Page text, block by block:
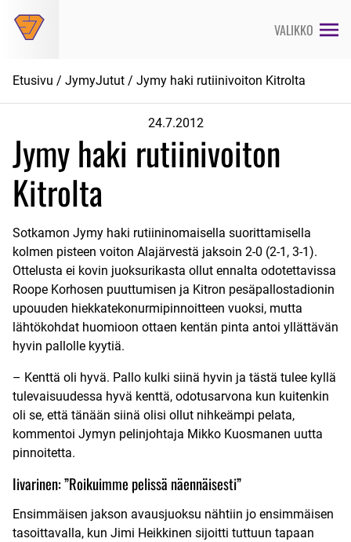
suoraan
VALIKKO
Etusivu / JymyJutut / Jymy haki rutiinivoiton Kitrolta
24.7.2012
Jymy haki rutiinivoiton
Kitrolta
Sotkamon Jymy haki rutiininomaisella suorittamisella
kolmen pisteen voiton Alajärvestä jaksoin 2-0 (2-1, 3-1).
Ottelusta ei kovin juoksurikasta ollut ennalta odotettavissa
Roope Korhosen puuttumisen ja Kitron pesäpallostadionin
upouuden hiekkatekonurmipinnoitteen vuoksi, mutta
lähtökohdat huomioon ottaen kentän pinta antoi yllättävän
hyvin pallolle kyytiä.
– Kenttä oli hyvä. Pallo kulki siinä hyvin ja tästä tulee kyllä
tulevaisuudessa hyvä kenttä, odotusarvona kun kuitenkin
oli se, että tänään siinä olisi ollut nihkeämpi pelata,
kommentoi Jymyn pelinjohtaja Mikko Kuosmanen uutta
pinnoitetta.
Iivarinen: ”Roikuimme pelissä näennäisesti”
Ensimmäisen jakson avausjuoksu nähtiin jo ensimmäisen
tasoittavalla, kun Jimi Heikkinen sijoitti tuttuun tapaan